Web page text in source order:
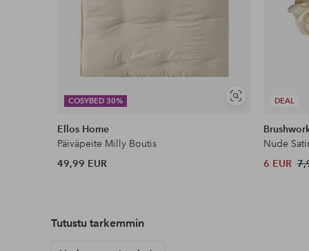
COSYBED 30%
Näytä
Ellos Home
Päiväpeite Milly Boutis
49,99 EUR
DEAL
Nude
6 EUR
Tutustu tarkemmin